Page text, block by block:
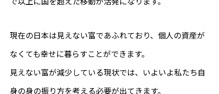
現在の日本は見えない富であふれており、個人の資産が
なくても幸せに暮らすことができます。
見えない富が減少している現状では、いよいよ私たち自
身の身の振り方を考える必要が出てきます。